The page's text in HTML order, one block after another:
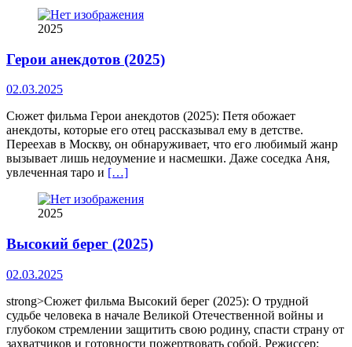
2025
Герои анекдотов (2025)
02.03.2025
Сюжет фильма Герои анекдотов (2025): Петя обожает
анекдоты, которые его отец рассказывал ему в детстве.
Переехав в Москву, он обнаруживает, что его любимый жанр
вызывает лишь недоумение и насмешки. Даже соседка Аня,
увлеченная таро и […]
2025
Высокий берег (2025)
02.03.2025
strong>Сюжет фильма Высокий берег (2025): О трудной
судьбе человека в начале Великой Отечественной войны и
глубоком стремлении защитить свою родину, спасти страну от
захватчиков и готовности пожертвовать собой. Режиссер: